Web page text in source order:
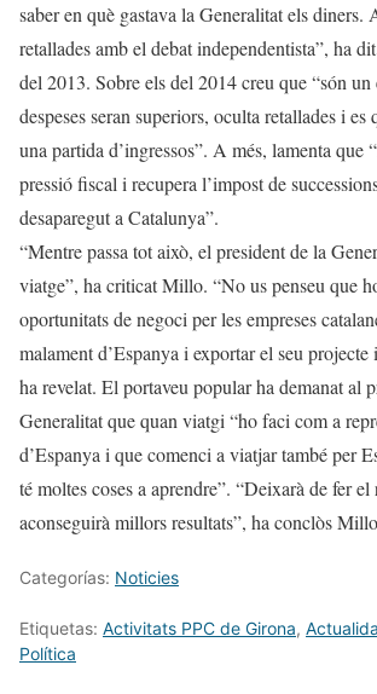
saber en què gastava la Generalitat els diners.
retallades amb el debat independentista”, ha
del 2013. Sobre els del 2014 creu que “són un
despeses seran superiors, oculta retallades i es
una partida d’ingressos”. A més, lamenta que
pressió fiscal i recupera l’impost de
desaparegut a Catalunya”.
“Mentre passa tot això, el president de la
viatge”, ha criticat Millo. “No us penseu que
oportunitats de negoci per les empreses
malament d’Espanya i exportar el seu projecte
ha revelat. El portaveu popular ha demanat al
Generalitat que quan viatgi “ho faci com a
d’Espanya i que comenci a viatjar també per
té moltes coses a aprendre”. “Deixarà de fer
aconseguirà millors resultats”, ha conclòs
Categorías: Noticies
Etiquetas: Activitats PPC de Girona,
Política